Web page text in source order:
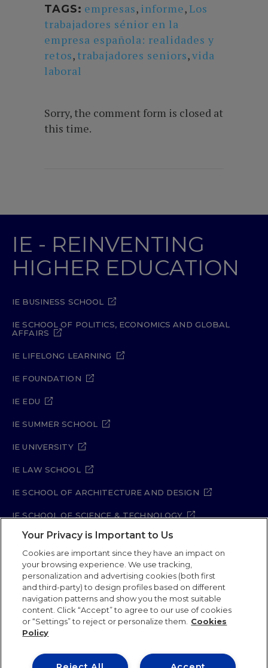
TAGS: empresas, informe,Los
trabajadores sénior en la
empresa española: realidades y
retos, trabajadores seniors,vida
laboral
Sorry, the comment form is closed at
this time.
IE - REINVENTING
HIGHER EDUCATION
IE BUSINESS SCHOOL
IE SCHOOL OF POLITICS, ECONOMICS AND GLOBAL
AFFAIRS
IE LIFELONG LEARNING
IE FOUNDATION
IE EDU
IE SUMMER SCHOOL
IE UNIVERSITY
IE LAW SCHOOL
IE SCHOOL OF ARCHITECTURE AND DESIGN
IE SCHOOL OF SCIENCE & TECHNOLOGY
IE SCHOOL OF ARTS & HUMANITIES
Legal Notice Privacy Policy
Cookie Policy
Security Policy
Student Academic Standards
Compliance Channel
Site Map
IE University 2026
Your Privacy is Important to Us
Cookies are important since they have an impact on
your browsing experience. We use tracking,
personalization and advertising cookies (both first
and third-party) to design profiles based on different
navigation patterns and show you the most suitable
content. Click “Accept” to agree to our use of cookies
or “Settings” to reject or personalize them.
Cookies
Policy